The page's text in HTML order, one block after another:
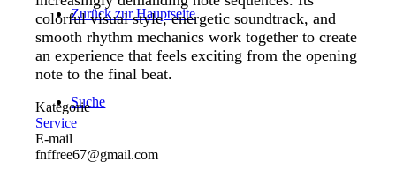
Zurück zur Hauptseite
Suche
colorful visual style, energetic soundtrack, and
smooth rhythm mechanics work together to create
an experience that feels exciting from the opening
note to the final beat.
Kategorie
Service
E-mail
fnffree67@gmail.com